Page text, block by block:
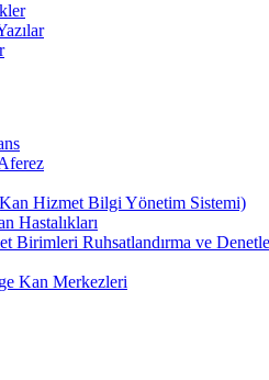
Hizmet Bilgi Yönetim Sistemi)
Hastalıkları
Birimleri Ruhsatlandırma ve
Kan Merkezleri